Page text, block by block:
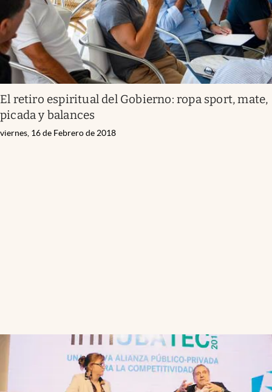
El retiro espiritual del Gobierno: ropa sport, mate,
picada y balances
viernes, 16 de Febrero de 2018